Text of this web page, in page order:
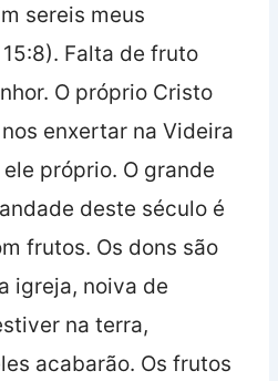
sereis meus
Falta de fruto
O próprio Cristo
enxertar na Videira
próprio. O grande
deste século é
frutos. Os dons são
igreja, noiva de
na terra,
acabarão. Os frutos